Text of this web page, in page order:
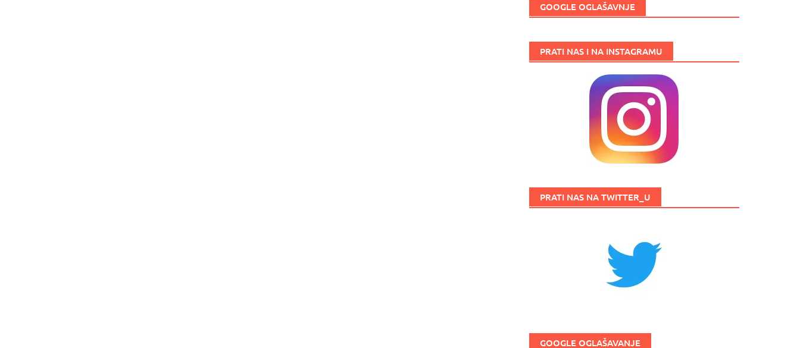
GOOGLE OGLAŠAVNJE
PRATI NAS I NA INSTAGRAMU
PRATI NAS NA TWITTER_U
GOOGLE OGLAŠAVANJE